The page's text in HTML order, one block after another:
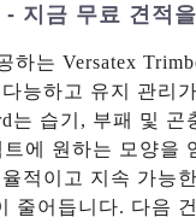
지금 무료 견적
는 Versatex
능하고 유지 관리
는 습기, 부패 및
에 원하는 모양을
적이고 지속 가능
어듭니다. 다음